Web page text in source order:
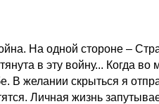
На одной стороне –
в эту войну... Когда
В желании скрыться я
Личная жизнь